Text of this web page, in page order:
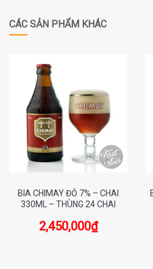
CÁC SẢN PHẨM KHÁC
BIA CHIMAY ĐỎ 7% – CHAI
330ML – THÙNG 24 CHAI
2,450,000₫